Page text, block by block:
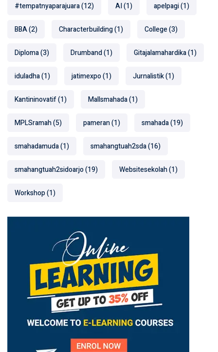
#tempatnyaparajuara(12) AI(1) apelpagi(1)
BBA(2) Characterbuilding(1) College(3)
Diploma(3) Drumband(1) Gitajalamahardika(1)
iduladha(1) jatimexpo(1) Jurnalistik(1)
Kantininovatif(1) Mallsmahada(1)
MPLSramah(5) pameran(1) smahada(19)
smahadamuda(1) smahangtuah2sda(16)
smahangtuah2sidoarjo(19) Websitesekolah(1)
Workshop(1)